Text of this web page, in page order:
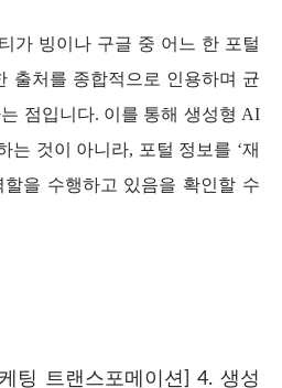
가 빙이나 구글 중 어느 한 포털
출처를 종합적으로 인용하며 균
점입니다. 이를 통해 생성형 AI
는 것이 아니라, 포털 정보를 ‘재
할을 수행하고 있음을 확인할 수